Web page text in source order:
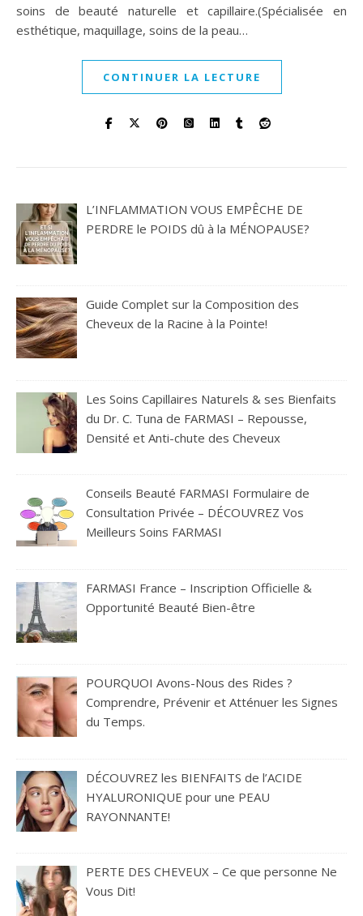
soins de beauté naturelle et capillaire.(Spécialisée en
esthétique, maquillage, soins de la peau…
CONTINUER LA LECTURE
L’INFLAMMATION VOUS EMPÊCHE DE
PERDRE le POIDS dû à la MÉNOPAUSE?
Guide Complet sur la Composition des
Cheveux de la Racine à la Pointe!
Les Soins Capillaires Naturels & ses Bienfaits
du Dr. C. Tuna de FARMASI – Repousse,
Densité et Anti-chute des Cheveux
Conseils Beauté FARMASI Formulaire de
Consultation Privée – DÉCOUVREZ Vos
Meilleurs Soins FARMASI
FARMASI France – Inscription Officielle &
Opportunité Beauté Bien-être
POURQUOI Avons-Nous des Rides ?
Comprendre, Prévenir et Atténuer les Signes
du Temps.
DÉCOUVREZ les BIENFAITS de l’ACIDE
HYALURONIQUE pour une PEAU
RAYONNANTE!
PERTE DES CHEVEUX – Ce que personne Ne
Vous Dit!